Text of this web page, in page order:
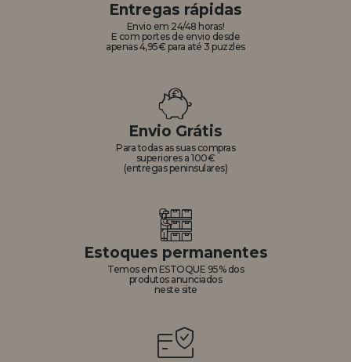
Entregas rápidas
Envio em 24/48 horas!
E com portes de envio desde
apenas 4,95€ para até 3 puzzles
Envio Grátis
Para todas as suas compras
superiores a 100€
(entregas peninsulares)
Estoques permanentes
Temos em ESTOQUE 95% dos
produtos anunciados
neste site